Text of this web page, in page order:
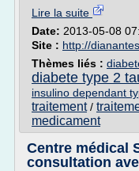
Lire la suite
Date: 2013-05-08
Site : http://
Thèmes liés :
diabete type 2
insulino dependant
traitement/
medicament
Centre médical
consultation